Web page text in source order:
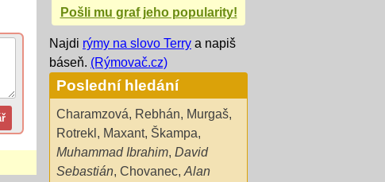
Pošli mu graf jeho popularity!
Najdi rýmy na slovo Terry a napiš
báseň. (Rýmovač.cz)
Poslední hledání
Charamzová, Rebhán, Murgaš,
Rotrekl , Maxant, Škampa,
Muhammad Ibrahim, David
Sebastián, Chovanec, Alan